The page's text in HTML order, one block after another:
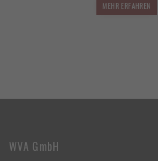
MEHR ERFAHREN
WVA GmbH